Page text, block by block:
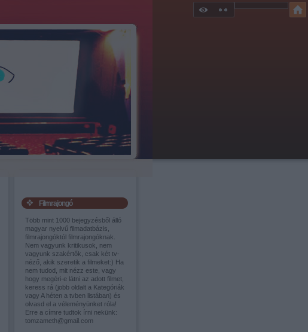
Filmrajongó
Több mint 1000 bejegyzésből álló
magyar nyelvű filmadatbázis,
filmrajongóktól filmrajongóknak.
Nem vagyunk kritikusok, nem
vagyunk szakértők, csak két tv-
néző, akik szeretik a filmeket:) Ha
nem tudod, mit nézz este, vagy
hogy megéri-e látni az adott filmet,
keress rá (jobb oldalt a Kategóriák
vagy A héten a tvben listában) és
olvasd el a véleményünket róla!
Erre a címre tudtok írni nekünk:
tomzameth@gmail.com